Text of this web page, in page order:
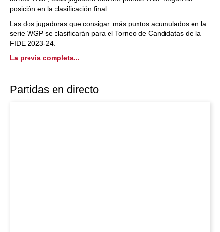
posición en la clasificación final.
Las dos jugadoras que consigan más puntos acumulados en la
serie WGP se clasificarán para el Torneo de Candidatas de la
FIDE 2023-24.
La previa completa...
Partidas en directo